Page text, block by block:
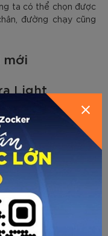
ta có thể chọn được
đường chạy cũng
mới
Light